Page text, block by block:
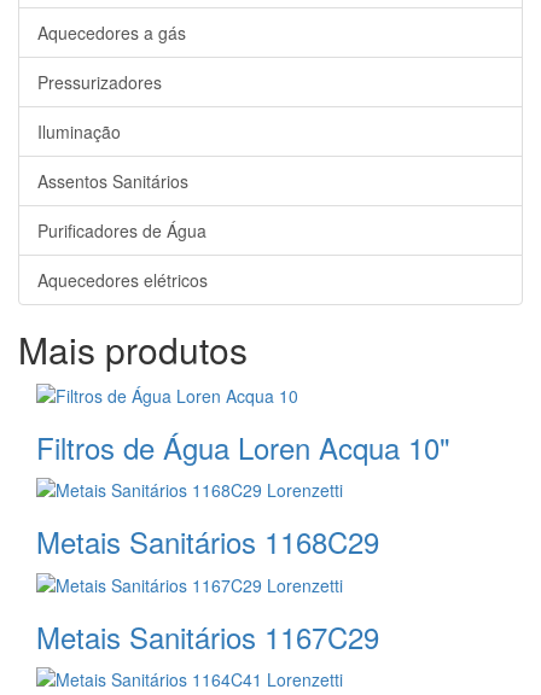
Aquecedores a gás
Pressurizadores
Iluminação
Assentos Sanitários
Purificadores de Água
Aquecedores elétricos
Mais produtos
Filtros de Água Loren Acqua 10"
Metais Sanitários 1168C29
Metais Sanitários 1167C29